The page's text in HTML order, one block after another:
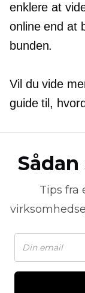
enklere at
online end at
bunden.
Vil du vide
guide til,
Tips fra